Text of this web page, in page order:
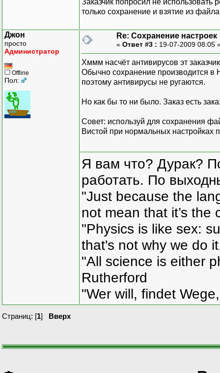
только сохранение и взятие из
Джон
просто
Администратор
Offline
Пол:
Re: Сохранение настроек
« Ответ #3 : 19-07-2009 08:05
Хммм насчёт антивирусов эт
Обычно сохранение производится
поэтому антивирусы не ругаются.
Но как бы то ни было. Заказ есть
Совет: используй для сохранения
Вистой при нормальных настройках
Я вам что? Дурак?
работать. По
"Just because the
not mean that it’s the
"Physics is like sex:
that's not why we do
"All science is either
Rutherford
"Wer will, findet
Страниц: [1] Вверх